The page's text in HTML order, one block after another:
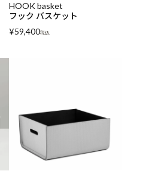
HOOK basket
フック バスケット
¥59,400税込